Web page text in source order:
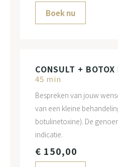
Boek nu
CONSULT +
45 min
Bespreken van jouw
van een kleine
botulinetoxine). De
indicatie.
€ 150,00